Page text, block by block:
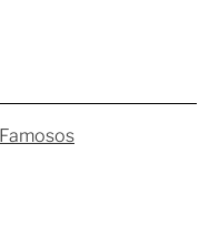
Famosos